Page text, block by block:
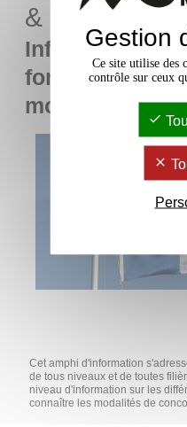
& concours
Informations
fonctions
modalités de
Cet amphi d'information
de tous niveaux et de toutes
niveau d'information sur les
connaître les modalités de
Gestion
Ce site utilise des
contrôle sur ceux